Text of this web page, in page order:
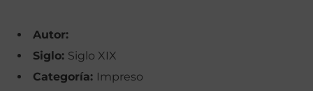
Autor:
Siglo: Siglo XIX
Categoría: Impreso